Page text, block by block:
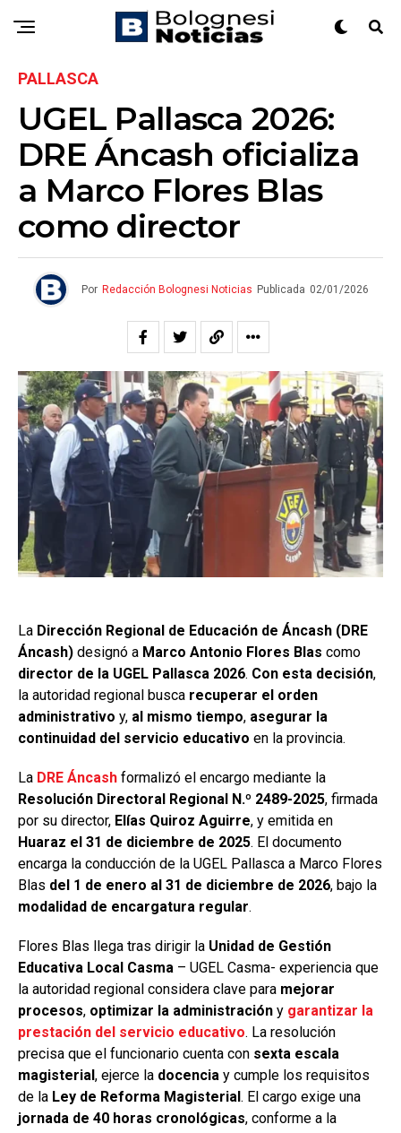
PALLASCA
UGEL Pallasca 2026:
DRE Áncash oficializa
a Marco Flores Blas
como director
Por Redacción Bolognesi Noticias Publicada 02/01/2026
La Dirección Regional de Educación de Áncash (DRE
Áncash) designó a Marco Antonio Flores Blas como
director de la UGEL Pallasca 2026. Con esta decisión,
la autoridad regional busca recuperar el orden
administrativo y, al mismo tiempo, asegurar la
continuidad del servicio educativo en la provincia.
La DRE Áncash formalizó el encargo mediante la
Resolución Directoral Regional N.º 2489-2025, firmada
por su director, Elías Quiroz Aguirre, y emitida en
Huaraz el 31 de diciembre de 2025. El documento
encarga la conducción de la UGEL Pallasca a Marco Flores
Blas del 1 de enero al 31 de diciembre de 2026, bajo la
modalidad de encargatura regular.
Flores Blas llega tras dirigir la Unidad de Gestión
Educativa Local Casma – UGEL Casma- experiencia que
la autoridad regional considera clave para mejorar
procesos, optimizar la administración y garantizar la
prestación del servicio educativo. La resolución
precisa que el funcionario cuenta con sexta escala
magisterial, ejerce la docencia y cumple los requisitos
de la Ley de Reforma Magisterial. El cargo exige una
jornada de 40 horas cronológicas, conforme a la